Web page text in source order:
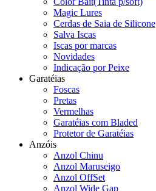
Magic Lures
Cerdas de Saia de Silicone
Salva Iscas
Iscas por marcas
Novidades
Indicação por Peixe
Garatéias
Foscas
Pretas
Vermelhas
Garatéias com Bladed
Protetor de Garatéias
Anzóis
Anzol Chinu
Anzol Maruseigo
Anzol OffSet
Anzol Wide Gap